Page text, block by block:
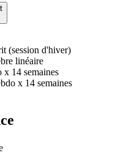
(session d'hiver)
linéaire
x 14 semaines
x 14 semaines